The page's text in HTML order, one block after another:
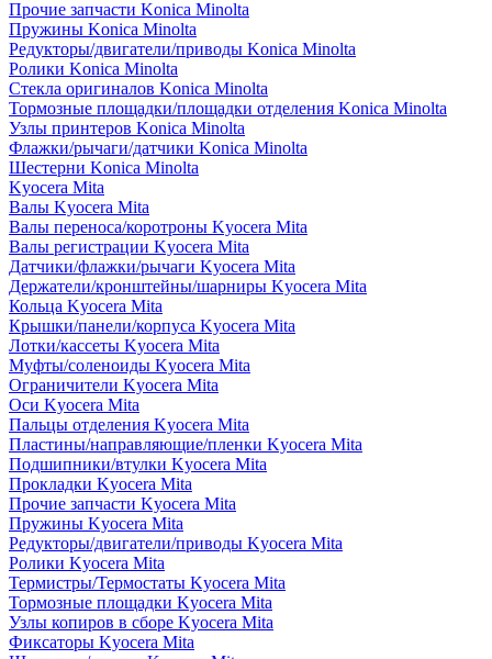
Прочие запчасти Konica Minolta
Пружины Konica Minolta
Редукторы/двигатели/приводы Konica Minolta
Ролики Konica Minolta
Стекла оригиналов Konica Minolta
Тормозные площадки/площадки отделения Konica Minolta
Узлы принтеров Konica Minolta
Флажки/рычаги/датчики Konica Minolta
Шестерни Konica Minolta
Kyocera Mita
Валы Kyocera Mita
Валы переноса/коротроны Kyocera Mita
Валы регистрации Kyocera Mita
Датчики/флажки/рычаги Kyocera Mita
Держатели/кронштейны/шарниры Kyocera Mita
Кольца Kyocera Mita
Крышки/панели/корпуса Kyocera Mita
Лотки/кассеты Kyocera Mita
Муфты/соленоиды Kyocera Mita
Ограничители Kyocera Mita
Оси Kyocera Mita
Пальцы отделения Kyocera Mita
Пластины/направляющие/пленки Kyocera Mita
Подшипники/втулки Kyocera Mita
Прокладки Kyocera Mita
Прочие запчасти Kyocera Mita
Пружины Kyocera Mita
Редукторы/двигатели/приводы Kyocera Mita
Ролики Kyocera Mita
Термистры/Термостаты Kyocera Mita
Тормозные площадки Kyocera Mita
Узлы копиров в сборе Kyocera Mita
Фиксаторы Kyocera Mita